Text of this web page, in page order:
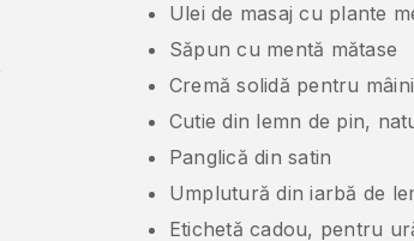
Ulei de masaj cu plante
Săpun cu mentă mătase
Cremă solidă pentru
Cutie din lemn de pin,
Panglică din satin
Umplutură din iarbă de
Etichetă cadou, pentru